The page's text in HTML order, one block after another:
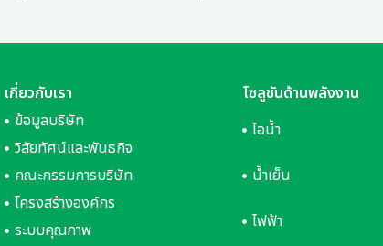
เกี่ยวกับเรา
ข้อมูลบริษัท
วิสัยทัศน์และพันธกิจ
คณะกรรมการบริษัท
โครงสร้างองค์กร
ระบบคุณภาพ
โซลูชันด้านพลังงาน
ไอน้ำ
น้ำเย็น
ไฟฟ้า